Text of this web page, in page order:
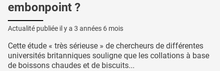
embonpoint ?
Actualité publiée il y a 3 années 6 mois
Cette étude « très sérieuse » de chercheurs de différentes
universités britanniques souligne que les collations à base
de boissons chaudes et de biscuits...